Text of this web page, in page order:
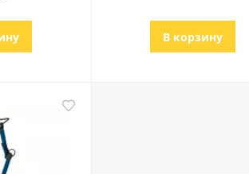
В корзину